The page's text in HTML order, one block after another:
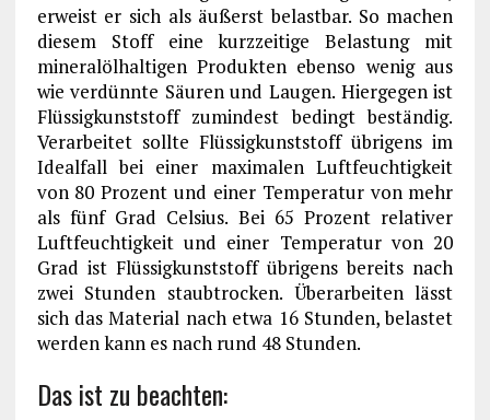
erweist er sich als äußerst belastbar. So machen
diesem Stoff eine kurzzeitige Belastung mit
mineralölhaltigen Produkten ebenso wenig aus
wie verdünnte Säuren und Laugen. Hiergegen ist
Flüssigkunststoff zumindest bedingt beständig.
Verarbeitet sollte Flüssigkunststoff übrigens im
Idealfall bei einer maximalen Luftfeuchtigkeit
von 80 Prozent und einer Temperatur von mehr
als fünf Grad Celsius. Bei 65 Prozent relativer
Luftfeuchtigkeit und einer Temperatur von 20
Grad ist Flüssigkunststoff übrigens bereits nach
zwei Stunden staubtrocken. Überarbeiten lässt
sich das Material nach etwa 16 Stunden, belastet
werden kann es nach rund 48 Stunden.
Das ist zu beachten: